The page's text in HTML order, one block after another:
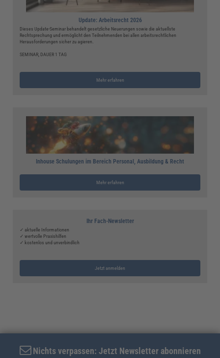
Update: Arbeitsrecht 2026
Dieses Update-Seminar behandelt gesetzliche Neuerungen sowie die aktuellste
Rechtsprechung und ermöglicht den Teilnehmenden bei allen arbeitsrechtlichen
Herausforderungen sicher zu agieren.
SEMINAR, DAUER 1 TAG
Mehr erfahren
Inhouse Schulungen im Bereich Personal, Ausbildung & Recht
Mehr erfahren
Ihr Fach-Newsletter
✓ aktuelle Informationen
✓ wertvolle Praxishilfen
✓ kostenlos und unverbindlich
Jetzt anmelden
Nichts verpassen: Jetzt Newsletter abonnieren